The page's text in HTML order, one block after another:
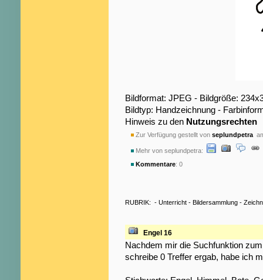
Bildformat: JPEG - Bildgröße:
Bildtyp: Handzeichnung -
Hinweis zu den Nutzungsrechten
Zur Verfügung gestellt von seplundpetra
Mehr von seplundpetra:
Kommentare: 0
RUBRIK: - Unterricht - Bildersammlung -
Engel 16
Nachdem mir die Suchfunktion
schreibe 0 Treffer ergab, habe ich